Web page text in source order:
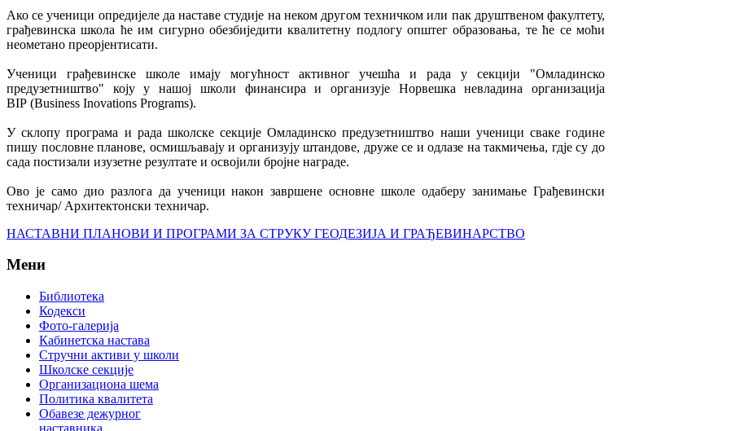
Ако се ученици опредијеле да наставе студије на неком другом техничком или пак друштвеном факултету,
грађевинска школа ће им сигурно обезбиједити квалитетну подлогу општег образовања, те ће се моћи
неометано преорјентисати.
Ученици грађевинске школе имају могућност активног учешћа и рада у секцији "Омладинско
предузетништво" коју у нашој школи финансира и организује Норвешка невладина организација
BIP (Business Inovations Programs).
У склопу програма и рада школске секције Омладинско предузетништво наши ученици сваке године
пишу пословне планове, осмишљавају и организују штандове, друже се и одлазе на такмичења, гдје су до
сада постизали изузетне резултате и освојили бројне награде.
Ово је само дио разлога да ученици након завршене основне школе одаберу занимање Грађевински
техничар/ Архитектонски техничар.
НАСТАВНИ ПЛАНОВИ И ПРОГРАМИ ЗА СТРУКУ ГЕОДЕЗИЈА И ГРАЂЕВИНАРСТВО
Мени
Библиотека
Кодекси
Фото-галерија
Кабинетска настава
Стручни активи у школи
Школске секције
Организациона шема
Политика квалитета
Обавезе дежурног